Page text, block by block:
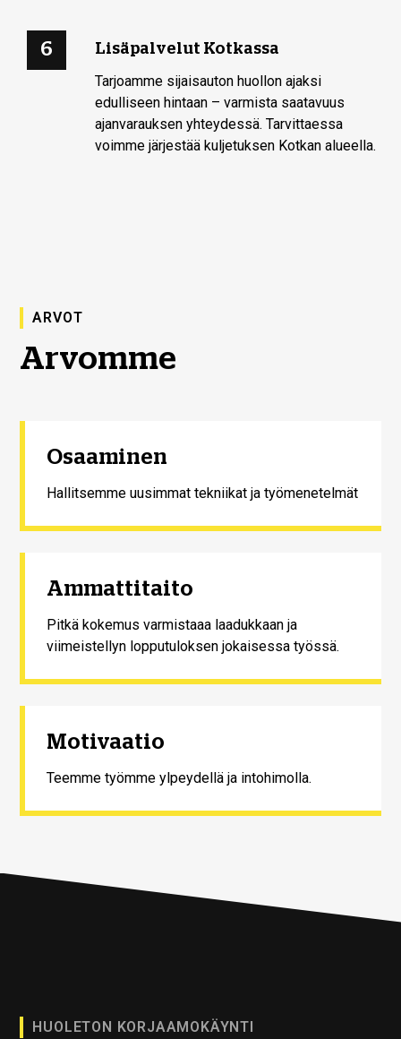
6 Lisäpalvelut Kotkassa
Tarjoamme sijaisauton huollon ajaksi
edulliseen hintaan – varmista saatavuus
ajanvarauksen yhteydessä. Tarvittaessa
voimme järjestää kuljetuksen Kotkan alueella.
ARVOT
Arvomme
Osaaminen
Hallitsemme uusimmat tekniikat ja työmenetelmät
Ammattitaito
Pitkä kokemus varmistaaa laadukkaan ja
viimeistellyn lopputuloksen jokaisessa työssä.
Motivaatio
Teemme työmme ylpeydellä ja intohimolla.
HUOLETON KORJAAMOKÄYNTI